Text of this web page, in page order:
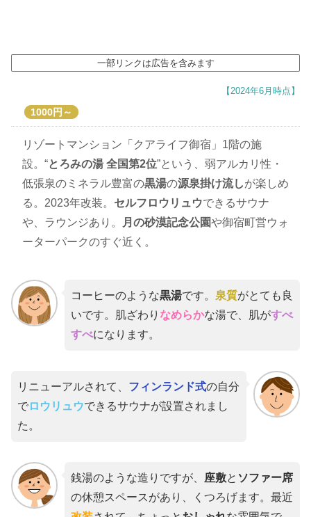
一部リンクは広告を含みます
【2024年6月時点】
1000円～
リゾートマンション「クアライフ御宿」1階の施
設。“とろみの湯 全国第2位”という、弱アルカリ性・
低張泉のミネラル豊富の黒湯の源泉掛け流しが楽しめ
る。2023年改装。 セルフロウリュウできるサウナ
や、ラウンジあり。
月の砂漠記念公園や御宿町営ウォ
ーターパークのすぐ近く。
コーヒーのような黒湯です。 泉質がとても良
いです。肌ざわり なめらかな湯で、肌がすべ
すべになります。
リニューアルされて、 フィンランド式の自分
でロウリュウできるサウナが設置されまし
た。
銭湯のような造りですが、 座敷と ソファー席
の休憩スペースがあり、くつろげます。最近